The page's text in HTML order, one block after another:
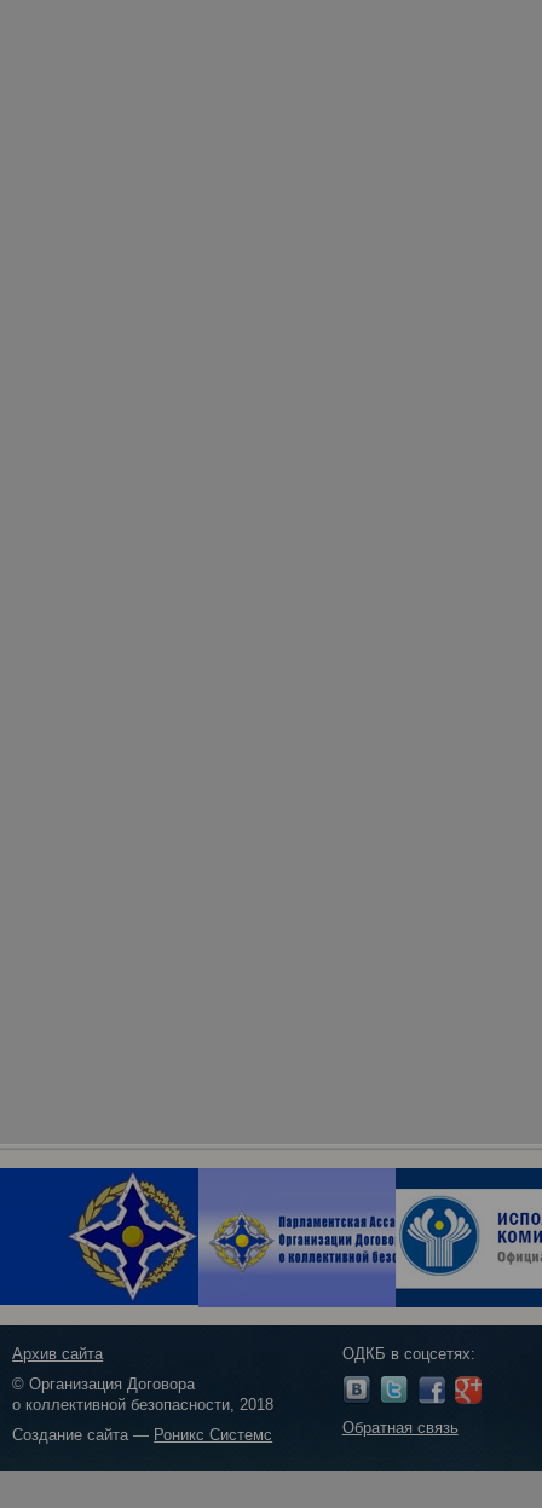
Архив сайта
© Организация Договора
о коллективной безопасности, 2018
Создание сайта — Роникс Системс
ОДКБ в соцсетях:
Обратная связь